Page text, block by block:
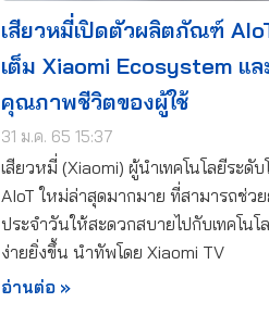
เสียวหมี่เปิดตัวผลิตภัณฑ์
เต็ม Xiaomi Ecosystem แ
คุณภาพชีวิตของผู้ใช้
31 ม.ค. 65 15:37
เสียวหมี่ (Xiaomi) ผู้นำเทคโนโลยีระดั
AIoT ใหม่ล่าสุดมากมาย ที่สามารถช่ว
ประจำวันให้สะดวกสบายไปกับเทคโน
ง่ายยิ่งขึ้น นำทัพโดย Xiaomi TV
อ่านต่อ »